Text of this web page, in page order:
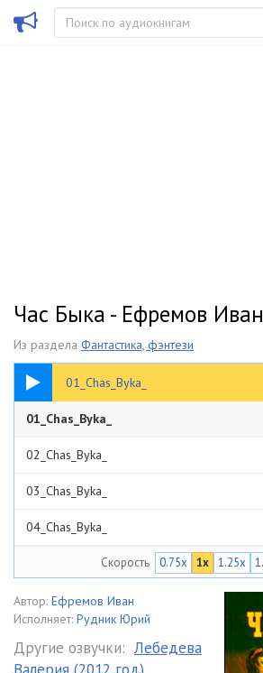
Час Быка - Ефремов Иван
Из раздела Фантастика, фэнтези
01_Chas_Byka_
02:58
01_Chas_Byka_
02_Chas_Byka_
03_Chas_Byka_
04_Chas_Byka_
05_Chas_Byka_
06_Chas_Byka_
Скорость 0.75x 1x 1.25x
Автор: Ефремов Иван
Исполняет: Рудник Юрий
Другие озвучки: Лебедева